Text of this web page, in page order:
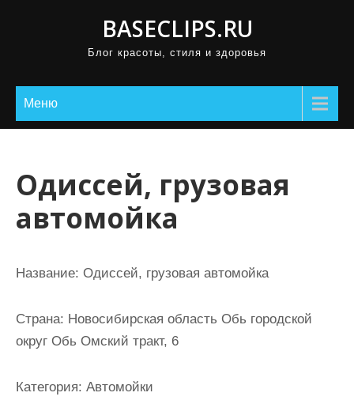
BASECLIPS.RU
Блог красоты, стиля и здоровья
Меню
Одиссей, грузовая
автомойка
Название: Одиссей, грузовая автомойка
Страна: Новосибирская область Обь городской
округ Обь Омский тракт, 6
Категория: Автомойки